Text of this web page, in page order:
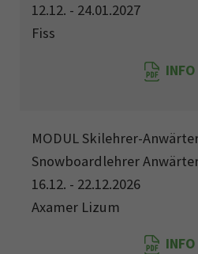
12.12. - 24.01.2027
Fiss
INFO
MODUL Skilehrer-
Snowboardlehrer
16.12. - 22.12.2026
Axamer Lizum
INFO